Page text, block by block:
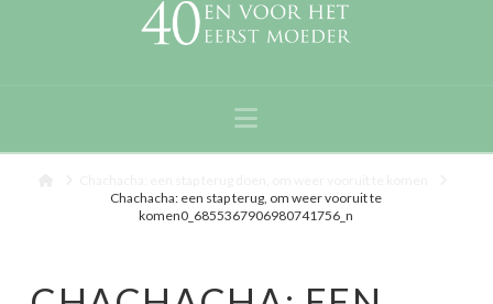
RORYBLOKZIJL
Navigation
Chachacha: een stap terug, om weer vooruit te
komen0_6855367906980741756_n